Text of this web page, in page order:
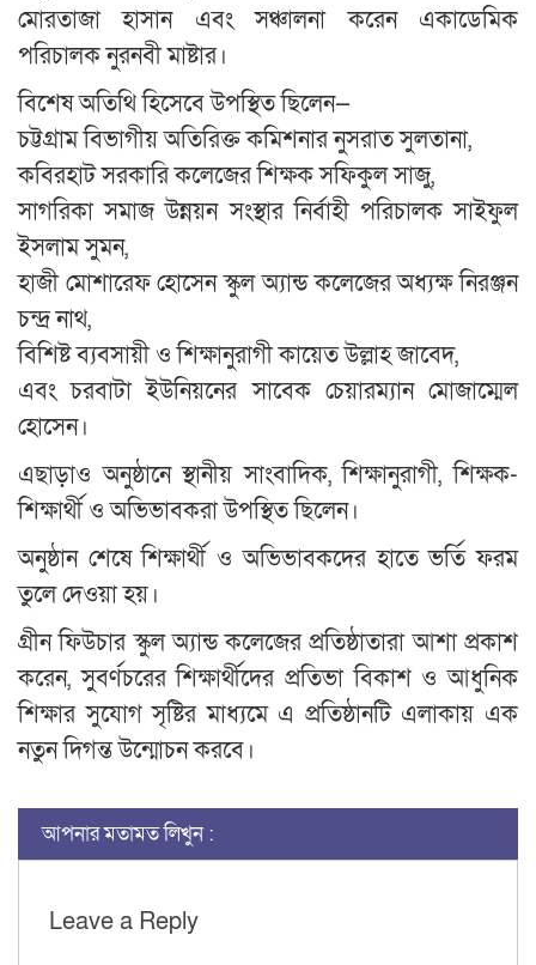
মোরতাজা হাসান এবং সঞ্চালনা করেন একাডেমিক
পরিচালক নুরনবী মাষ্টার।
বিশেষ অতিথি হিসেবে উপস্থিত ছিলেন—
চট্টগ্রাম বিভাগীয় অতিরিক্ত কমিশনার নুসরাত সুলতানা,
কবিরহাট সরকারি কলেজের শিক্ষক সফিকুল সাজু,
সাগরিকা সমাজ উন্নয়ন সংস্থার নির্বাহী পরিচালক সাইফুল
ইসলাম সুমন,
হাজী মোশারেফ হোসেন স্কুল অ্যান্ড কলেজের অধ্যক্ষ নিরঞ্জন
চন্দ্র নাথ,
বিশিষ্ট ব্যবসায়ী ও শিক্ষানুরাগী কায়েত উল্লাহ জাবেদ,
এবং চরবাটা ইউনিয়নের সাবেক চেয়ারম্যান মোজাম্মেল
হোসেন।
এছাড়াও অনুষ্ঠানে স্থানীয় সাংবাদিক, শিক্ষানুরাগী, শিক্ষক-
শিক্ষার্থী ও অভিভাবকরা উপস্থিত ছিলেন।
অনুষ্ঠান শেষে শিক্ষার্থী ও অভিভাবকদের হাতে ভর্তি ফরম
তুলে দেওয়া হয়।
গ্রীন ফিউচার স্কুল অ্যান্ড কলেজের প্রতিষ্ঠাতারা আশা প্রকাশ
করেন, সুবর্ণচরের শিক্ষার্থীদের প্রতিভা বিকাশ ও আধুনিক
শিক্ষার সুযোগ সৃষ্টির মাধ্যমে এ প্রতিষ্ঠানটি এলাকায় এক
নতুন দিগন্ত উন্মোচন করবে।
আপনার মতামত লিখুন :
Leave a Reply